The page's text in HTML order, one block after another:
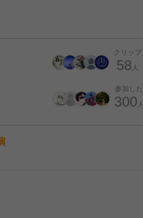
クリップ
58 人
参加した
300 人